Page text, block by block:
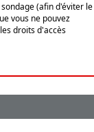
(afin d'éviter le
vous ne pouvez
droits d'accès